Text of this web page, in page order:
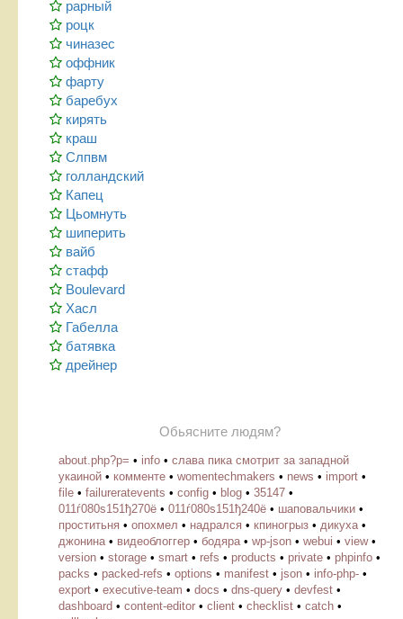
рарный
роцк
чиназес
оффник
фарту
баребух
кирять
краш
Слпвм
голландский
Капец
Цьомнуть
шиперить
вайб
стафф
Boulevard
Хасл
Габелла
батявка
дрейнер
Обьясните людям?
about.php?p= • info • слава пика смотрит за западной
укаиной • комменте • womentechmakers • news • import •
file • failureratevents • config • blog • 35147 •
011ѓ080ѕ151ђ270ё • 011ѓ080ѕ151ђ240ё • шаповальчики •
проститьня • опохмел • надрался • кпиногрыз • дикуха •
джонина • видеоблоггер • бодяра • wp-json • webui • view•
version • storage • smart • refs • products • private • phpinfo •
packs • packed-refs • options • manifest • json • info-php- •
export • executive-team • docs • dns-query • devfest •
dashboard • content-editor • client • checklist • catch •